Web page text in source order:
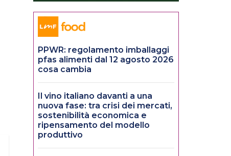
PPWR: regolamento imballaggi
pfas alimenti dal 12 agosto 2026
cosa cambia
Il vino italiano davanti a una
nuova fase: tra crisi dei mercati,
sostenibilità economica e
ripensamento del modello
produttivo